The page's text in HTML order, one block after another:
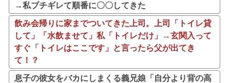
→私ブチギレて順番に〇〇してきた
飲み会帰りに家までついてきた上司。上司「トイレ貸
して」「水飲ませて」私「トイレだけ」→玄関入って
すぐ「トイレはここです」と言ったら父が出てき
て！？
息子の彼女をバカにしまくる義兄娘「自分より背の高